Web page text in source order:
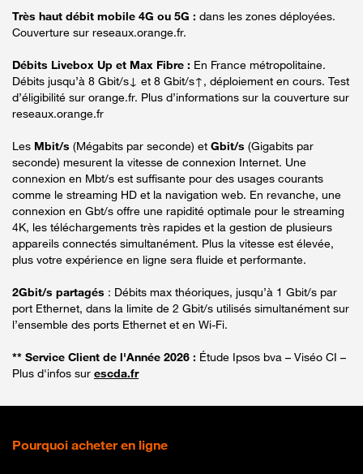
Très haut débit mobile 4G ou 5G : dans les zones déployées.
Couverture sur reseaux.orange.fr.
Débits Livebox Up et Max Fibre : En France métropolitaine.
Débits jusqu’à 8 Gbit/s↓ et 8 Gbit/s↑, déploiement en cours. Test
d’éligibilité sur orange.fr. Plus d’informations sur la couverture sur
reseaux.orange.fr
Les Mbit/s (Mégabits par seconde) et Gbit/s (Gigabits par
seconde) mesurent la vitesse de connexion Internet. Une
connexion en Mbt/s est suffisante pour des usages courants
comme le streaming HD et la navigation web. En revanche, une
connexion en Gbt/s offre une rapidité optimale pour le streaming
4K, les téléchargements très rapides et la gestion de plusieurs
appareils connectés simultanément. Plus la vitesse est élevée,
plus votre expérience en ligne sera fluide et performante.
2Gbit/s partagés : Débits max théoriques, jusqu’à 1 Gbit/s par
port Ethernet, dans la limite de 2 Gbit/s utilisés simultanément sur
l’ensemble des ports Ethernet et en Wi-Fi.
** Service Client de l'Année 2026 : Étude Ipsos bva – Viséo CI –
Plus d'infos sur escda.fr
Pourquoi acheter en ligne